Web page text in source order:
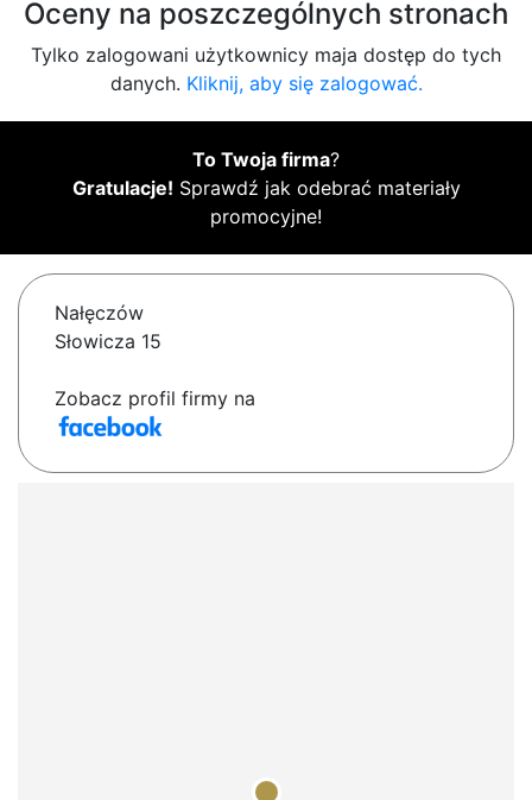
Oceny na poszczególnych stronach
Tylko zalogowani użytkownicy maja dostęp do tych
danych. Kliknij, aby się zalogować.
To Twoja firma?
Gratulacje! Sprawdź jak odebrać materiały
promocyjne!
Nałęczów
Słowicza 15
Zobacz profil firmy na